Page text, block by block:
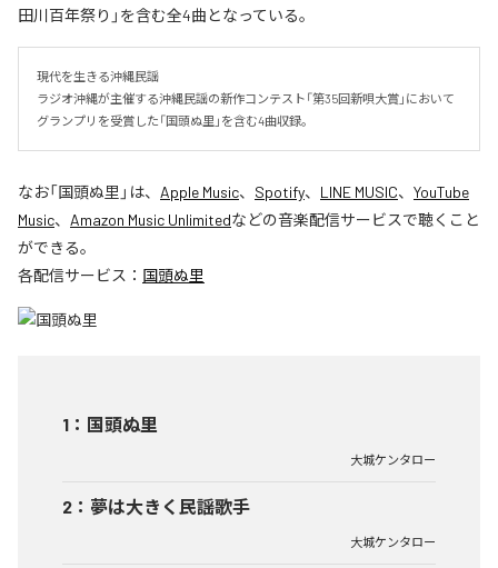
田川百年祭り」を含む全4曲となっている。
現代を生きる沖縄民謡
ラジオ沖縄が主催する沖縄民謡の新作コンテスト「第35回新唄大賞」において
グランプリを受賞した「国頭ぬ里」を含む4曲収録。
なお「国頭ぬ里 」は、 Apple Music、 Spotify、 LINE MUSIC、 YouTube
Music、 Amazon Music Unlimitedなどの音楽配信サービスで聴くこと
ができる。
各配信サービス： 国頭ぬ里
1 ： 国頭ぬ里
大城ケンタロー
2 ： 夢は大きく民謡歌手
大城ケンタロー